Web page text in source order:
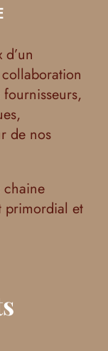
de nos
chaine
primordial et